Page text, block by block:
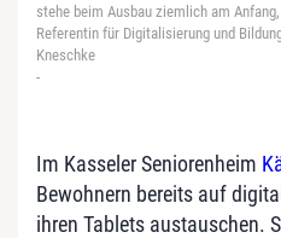
stehe beim Ausbau ziemlich am
Referentin für Digitalisierung und
Kneschke
-
Im Kasseler Seniorenheim
Bewohnern bereits auf
ihren Tablets austauschen.